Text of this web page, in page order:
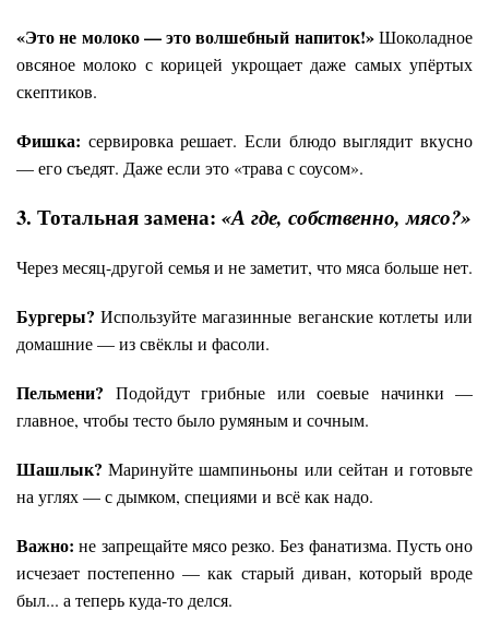
«Это не молоко — это волшебный напиток!»Шоколадное
овсяное молоко с корицей укрощает даже самых упёртых
скептиков.
Фишка: сервировка решает. Если блюдо выглядит вкусно
— его съедят. Даже если это «трава с соусом».
3. Тотальная замена: «А где, собственно, мясо?»
Через месяц-другой семья и не заметит, что мяса больше нет.
Бургеры? Используйте магазинные веганские котлеты или
домашние — из свёклы и фасоли.
Пельмени? Подойдут грибные или соевые начинки —
главное, чтобы тесто было румяным и сочным.
Шашлык? Маринуйте шампиньоны или сейтан и готовьте
на углях — с дымком, специями и всё как надо.
Важно: не запрещайте мясо резко. Без фанатизма. Пусть оно
исчезает постепенно — как старый диван, который вроде
был... а теперь куда-то делся.